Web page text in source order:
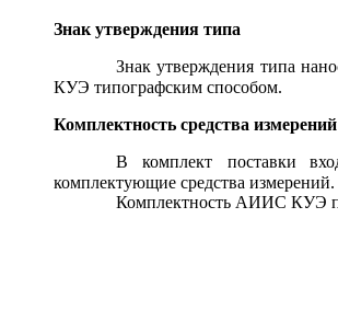
Знак утверждения типа
Знак утверждения типа
КУЭ типографским способом.
Комплектность средства измерений
В комплект поставки
комплектующие средства измерений.
Комплектность АИИС КУЭ